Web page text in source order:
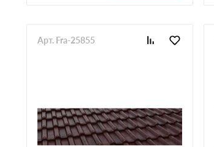
Арт. Fra-25855